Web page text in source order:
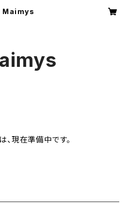
Maimys
現在準備中です。